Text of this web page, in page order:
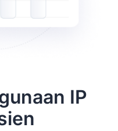
IP